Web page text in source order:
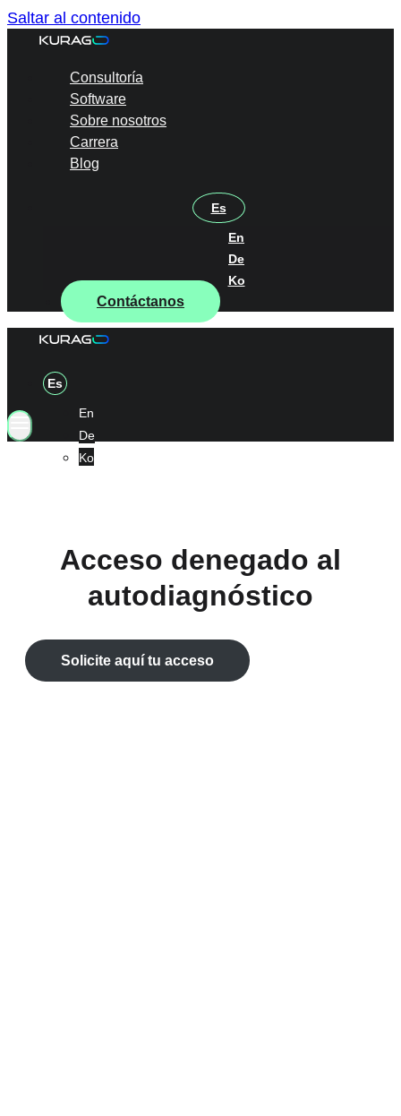
Saltar al contenido
Consultoría
Software
Sobre nosotros
Carrera
Blog
Es
En
De
Ko
Contáctanos
Es
En
De
Ko
Acceso denegado al
autodiagnóstico
Solicite aquí tu acceso